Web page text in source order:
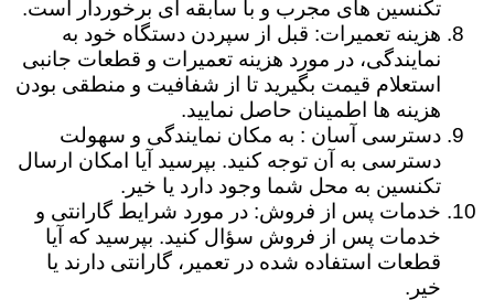
تکنسین های مجرب و با سابقه ای برخوردار است.
هزینه تعمیرات: قبل از سپردن دستگاه خود به
نمایندگی، در مورد هزینه تعمیرات و قطعات جانبی
استعلام قیمت بگیرید تا از شفافیت و منطقی بودن
هزینه ها اطمینان حاصل نمایید.
دسترسی آسان : به مکان نمایندگی و سهولت
دسترسی به آن توجه کنید. بپرسید آیا امکان ارسال
تکنسین به محل شما وجود دارد یا خیر.
خدمات پس از فروش: در مورد شرایط گارانتی و
خدمات پس از فروش سؤال کنید. بپرسید که آیا
قطعات استفاده شده در تعمیر، گارانتی دارند یا
خیر.